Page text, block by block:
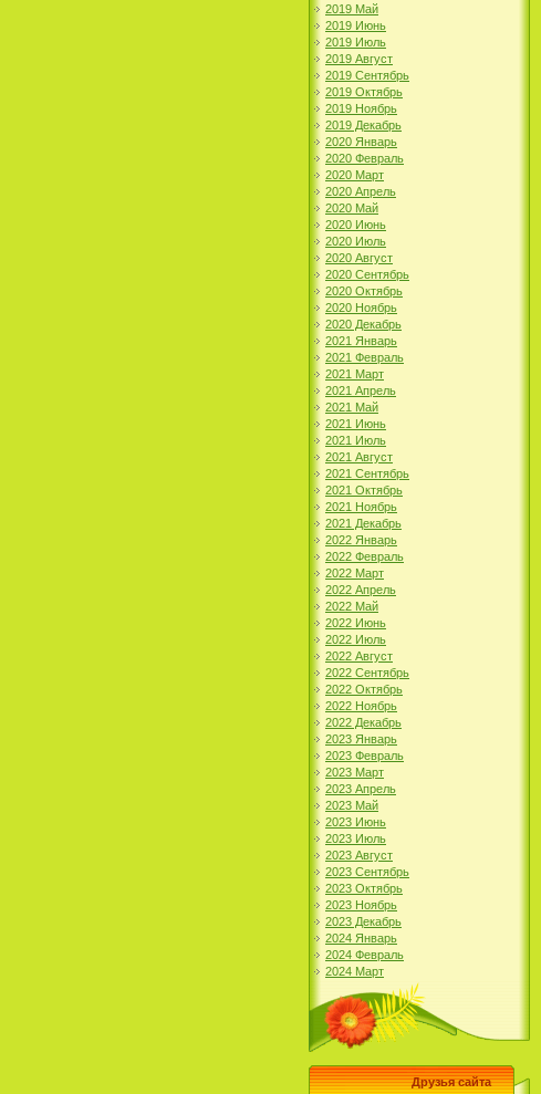
2019 Май
2019 Июнь
2019 Июль
2019 Август
2019 Сентябрь
2019 Октябрь
2019 Ноябрь
2019 Декабрь
2020 Январь
2020 Февраль
2020 Март
2020 Апрель
2020 Май
2020 Июнь
2020 Июль
2020 Август
2020 Сентябрь
2020 Октябрь
2020 Ноябрь
2020 Декабрь
2021 Январь
2021 Февраль
2021 Март
2021 Апрель
2021 Май
2021 Июнь
2021 Июль
2021 Август
2021 Сентябрь
2021 Октябрь
2021 Ноябрь
2021 Декабрь
2022 Январь
2022 Февраль
2022 Март
2022 Апрель
2022 Май
2022 Июнь
2022 Июль
2022 Август
2022 Сентябрь
2022 Октябрь
2022 Ноябрь
2022 Декабрь
2023 Январь
2023 Февраль
2023 Март
2023 Апрель
2023 Май
2023 Июнь
2023 Июль
2023 Август
2023 Сентябрь
2023 Октябрь
2023 Ноябрь
2023 Декабрь
2024 Январь
2024 Февраль
2024 Март
Друзья сайта